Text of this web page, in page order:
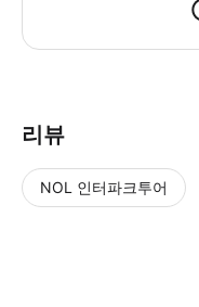
리뷰
NOL 인터파크투어